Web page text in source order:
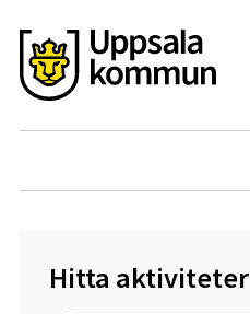
Hitta aktiviteter